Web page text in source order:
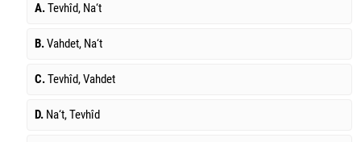
A.Tevhîd, Na‘t
B.Vahdet, Na‘t
C.Tevhîd, Vahdet
D. Na‘t, Tevhîd